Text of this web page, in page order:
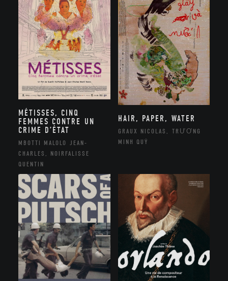
MÉTISSES, CINQ
FEMMES CONTRE UN
CRIME D’ÉTAT
MBOTTI MALOLO JEAN-
CHARLES, NOIRFALISSE
QUENTIN
HAIR, PAPER, WATER
GRAUX NICOLAS, TRƯƠNG
MINH QUÝ